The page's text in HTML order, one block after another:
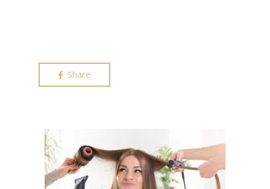
Share